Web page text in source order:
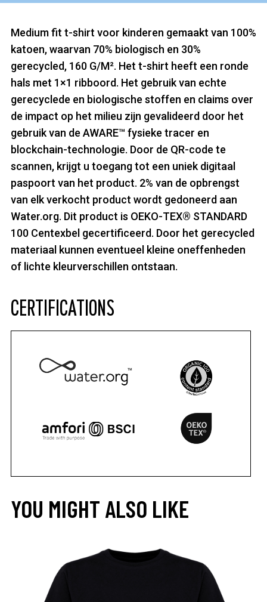
Medium fit t-shirt voor kinderen gemaakt van 100%
katoen, waarvan 70% biologisch en 30%
gerecycled, 160 G/M². Het t-shirt heeft een ronde
hals met 1×1 ribboord. Het gebruik van echte
gerecyclede en biologische stoffen en claims over
de impact op het milieu zijn gevalideerd door het
gebruik van de AWARE™ fysieke tracer en
blockchain-technologie. Door de QR-code te
scannen, krijgt u toegang tot een uniek digitaal
paspoort van het product. 2% van de opbrengst
van elk verkocht product wordt gedoneerd aan
Water.org. Dit product is OEKO-TEX® STANDARD
100 Centexbel gecertificeerd. Door het gerecycled
materiaal kunnen eventueel kleine oneffenheden
of lichte kleurverschillen ontstaan.
CERTIFICATIONS
YOU MIGHT ALSO LIKE